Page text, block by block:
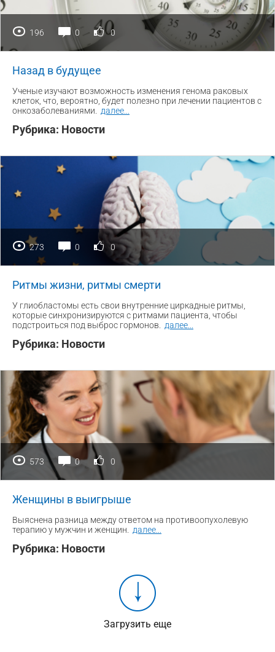
196 0 0
Назад в будущее
Ученые изучают возможность изменения генома раковых
клеток, что, вероятно, будет полезно при лечении пациентов с
онкозаболеваниями.
далее
Рубрика: Новости
273 0 0
Ритмы жизни, ритмы смерти
У глиобластомы есть свои внутренние циркадные ритмы,
которые синхронизируются с ритмами пациента, чтобы
подстроиться под выброс гормонов.
далее
Рубрика: Новости
573 0 0
Женщины в выигрыше
Выяснена разница между ответом на противоопухолевую
терапию у мужчин и женщин.
далее
Рубрика: Новости
Загрузить еще